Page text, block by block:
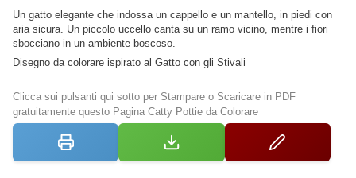
Un gatto elegante che indossa un cappello e un mantello, in piedi con
aria sicura. Un piccolo uccello canta su un ramo vicino, mentre i fiori
sbocciano in un ambiente boscoso.
Disegno da colorare ispirato al Gatto con gli Stivali
Clicca sui pulsanti qui sotto per Stampare o Scaricare in PDF
gratuitamente questo Pagina Catty Pottie da Colorare